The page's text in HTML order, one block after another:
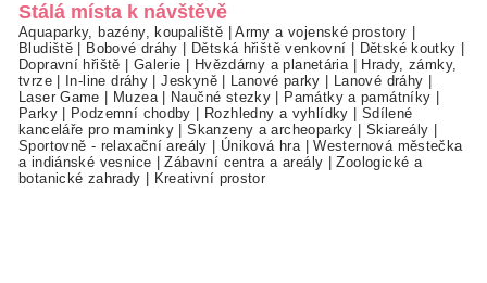
Stálá místa k návštěvě
Aquaparky, bazény, koupaliště |Army a vojenské prostory
Bludiště
Bobové dráhy Dětská hřiště venkovní Dětské koutky
Dopravní hřiště
Galerie Hvězdárny a planetária|
Hrady, zámky,
tvrze| In-line dráhy |Jeskyně| Lanové parky Lanové dráhy
Laser Game
Muzea| Naučné stezky Památky a památníky
Parky| Podzemní chodby Rozhledny a vyhlídky
Sdílené
kanceláře pro maminky |Skanzeny a archeoparky Skiareály
Sportovně - relaxační areály
Úniková hra|Westernová městečka
a indiánské vesnice |Zábavní centra a areály |Zoologické a
botanické zahrady
Kreativní prostor